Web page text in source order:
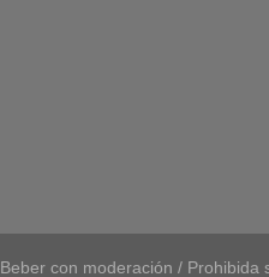
Beber con moderación /